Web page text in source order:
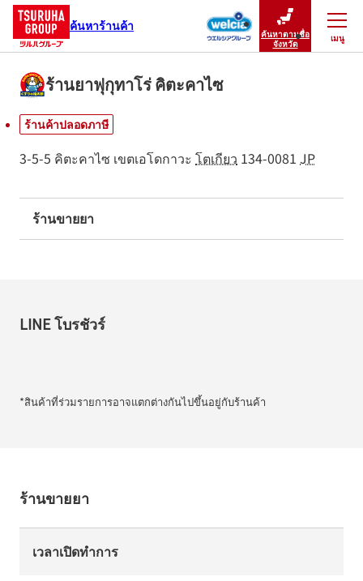
ค้นหาร้านค้า
ค้นหาตามชื่อ
จังหวัด
เมนู
ปิดเมนู
ร้านยาฟุกุทาโร่ คิตะคาไซ
ร้านค้าปลอดภาษี
3-5-5 คิตะคาไซ เขตเอโดกาวะ โตเกียว 134-0081 JP
ร้านขายยา
LINE โบรชัวร์
*สินค้าที่ร่วมรายการอาจแตกต่างกันไปขึ้นอยู่กับร้านค้า
ร้านขายยา
เวลาเปิดทำการ